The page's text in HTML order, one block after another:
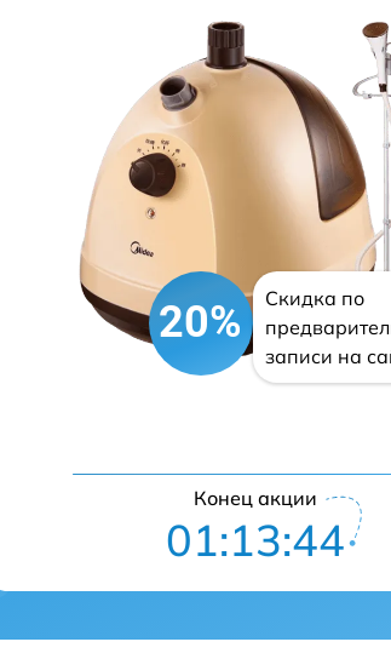
20%
Скидка по
записи на
Конец акции
01:13:43